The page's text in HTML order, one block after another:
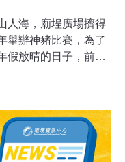
人海，廟埕廣場擠得
舉辦神豬比賽，為了
假放晴的日子，前來
Standard）」，並
軍神豬。這樣的奇風
絕對無法視之為「台
，也未必欣然接受這